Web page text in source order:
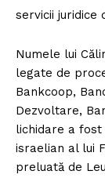
servicii juridice
Numele lui
legate de
Bankcoop,
Dezvoltare,
lichidare a
israelian al lui
preluată de